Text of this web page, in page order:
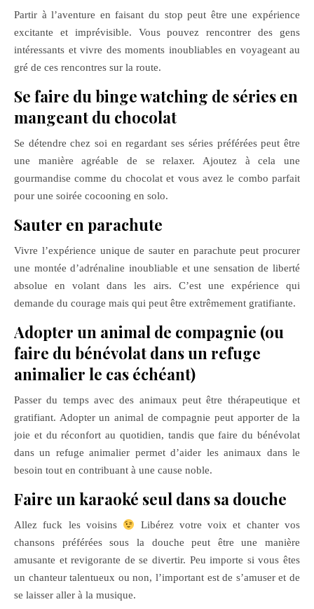
Partir à l’aventure en faisant du stop peut être une expérience
excitante et imprévisible. Vous pouvez rencontrer des gens
intéressants et vivre des moments inoubliables en voyageant au
gré de ces rencontres sur la route.
Se faire du binge watching de séries en
mangeant du chocolat
Se détendre chez soi en regardant ses séries préférées peut être
une manière agréable de se relaxer. Ajoutez à cela une
gourmandise comme du chocolat et vous avez le combo parfait
pour une soirée cocooning en solo.
Sauter en parachute
Vivre l’expérience unique de sauter en parachute peut procurer
une montée d’adrénaline inoubliable et une sensation de liberté
absolue en volant dans les airs. C’est une expérience qui
demande du courage mais qui peut être extrêmement gratifiante.
Adopter un animal de compagnie (ou
faire du bénévolat dans un refuge
animalier le cas échéant)
Passer du temps avec des animaux peut être thérapeutique et
gratifiant. Adopter un animal de compagnie peut apporter de la
joie et du réconfort au quotidien, tandis que faire du bénévolat
dans un refuge animalier permet d’aider les animaux dans le
besoin tout en contribuant à une cause noble.
Faire un karaoké seul dans sa douche
Allez fuck les voisins
Libérez votre voix et chanter vos
chansons préférées sous la douche peut être une manière
amusante et revigorante de se divertir. Peu importe si vous êtes
un chanteur talentueux ou non, l’important est de s’amuser et de
se laisser aller à la musique.